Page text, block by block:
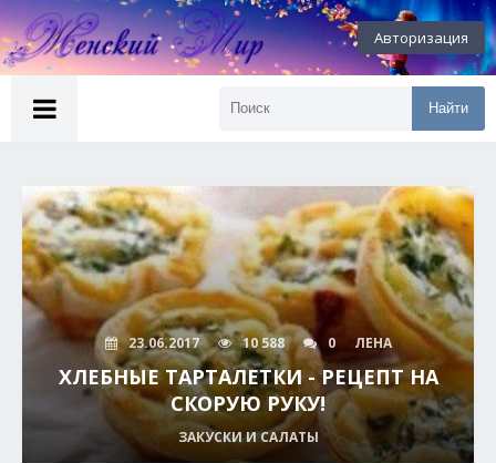
Авторизация
Найти
23.06.2017 10 588 0 ЛЕНА
ХЛЕБНЫЕ ТАРТАЛЕТКИ - РЕЦЕПТ НА
СКОРУЮ РУКУ!
ЗАКУСКИ И САЛАТЫ